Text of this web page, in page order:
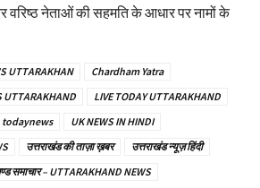
वरिष्ठ नेताओं की सहमति के आधार पर नामों के
UTTARAKHAN
Chardham Yatra
UTTARAKHAND
LIVE TODAY UTTARAKHAND
todaynews
UK NEWS IN HINDI
उत्तराखंड की ताज़ा ख़बर
उत्तराखंड न्यूज़ हिंदी
समाचार – UTTARAKHAND NEWS